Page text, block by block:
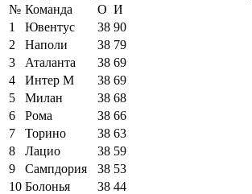
№ Команда О И
1
Ювентус 38 90
2
Наполи 38 79
3
Аталанта 38 69
4
Интер М 38 69
5
Милан 38 68
6
Рома 38 66
7
Торино 38 63
8
Лацио 38 59
9
Сампдория 38 53
10 Болонья 38 44